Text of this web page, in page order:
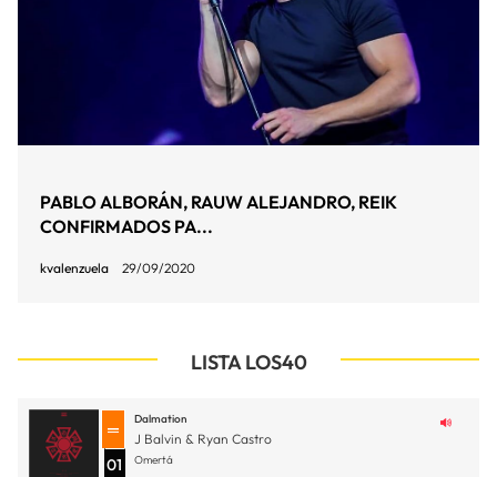
PABLO ALBORÁN, RAUW ALEJANDRO, REIK
CONFIRMADOS PA...
kvalenzuela 29/09/2020
LISTA LOS40
01
Dalmation
J Balvin & Ryan Castro
Omertá